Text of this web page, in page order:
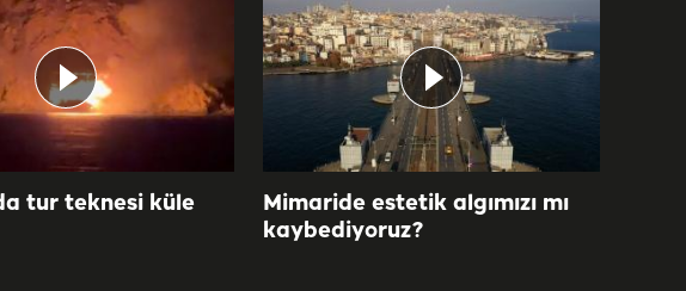
tur teknesi küle
Mimaride estetik algımızı mı
kaybediyoruz?